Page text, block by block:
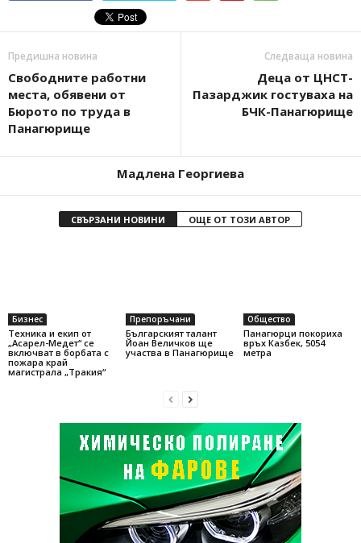
Предишна новина
Свободните работни
места, обявени от
Бюрото по труда в
Панагюрище
Следваща новина
Деца от ЦНСТ-
Пазарджик гостуваха на
БЧК-Панагюрище
Мадлена Георгиева
СВЪРЗАНИ НОВИНИ ОЩЕ ОТ ТОЗИ АВТОР
Бизнес
Техника и екип от
„Асарел-Медет“ се
включват в борбата с
пожара край
магистрала „Тракия“
Препоръчани
Българският талант
Йоан Величков ще
участва в Панагюрище
Общество
Панагюрци покориха
връх Казбек, 5054
метра